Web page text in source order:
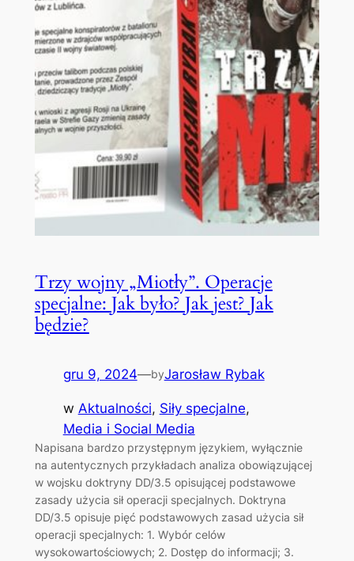
Trzy wojny „Miotły”. Operacje
specjalne: Jak było? Jak jest? Jak
będzie?
gru 9, 2024—byJarosław Rybak
w Aktualności, Siły specjalne
Media i Social Media
Napisana bardzo przystępnym językiem, wyłącznie
na autentycznych przykładach analiza obowiązującej
w wojsku doktryny DD/3.5 opisującej podstawowe
zasady użycia sił operacji specjalnych. Doktryna
DD/3.5 opisuje pięć podstawowych zasad użycia sił
operacji specjalnych: 1. Wybór celów
wysokowartościowych; 2. Dostęp do informacji; 3.